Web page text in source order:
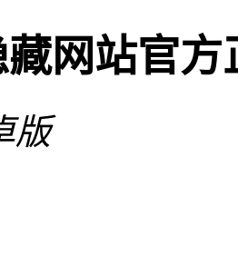
网站官方
版